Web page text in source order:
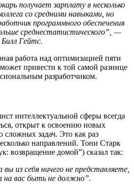
получает зарплату в несколько
со средними навыками, но
программного обеспечения
среднестатистического”, —
Билл Гейтс.
работа над оптимизацией пяти
привести к той самой разнице
разработчиком.
интеллектуальной сферы всегда
открыт к освоению новых
задач. Это как раз
направлений. Тони Старк
возвращение домой”) сказал так:
из себя ничего не представляете,
на вас быть не должно”.